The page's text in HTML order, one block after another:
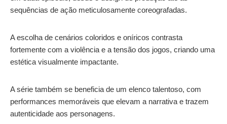
sequências de ação meticulosamente coreografadas.
A escolha de cenários coloridos e oníricos contrasta
fortemente com a violência e a tensão dos jogos, criando uma
estética visualmente impactante.
A série também se beneficia de um elenco talentoso, com
performances memoráveis que elevam a narrativa e trazem
autenticidade aos personagens.